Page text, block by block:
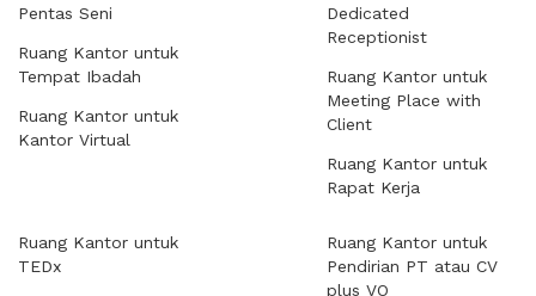
Pentas Seni
Ruang Kantor untuk
Tempat Ibadah
Ruang Kantor untuk
Kantor Virtual
Dedicated
Receptionist
Ruang Kantor untuk
Meeting Place with
Client
Ruang Kantor untuk
Rapat Kerja
Ruang Kantor untuk
TEDx
Ruang Kantor untuk
Pendirian PT atau CV
plus VO